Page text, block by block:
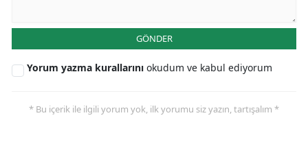
GÖNDER
Yorum yazma kurallarını okudum ve kabul ediyorum
* Bu içerik ile ilgili yorum yok, ilk yorumu siz yazın, tartışalım *